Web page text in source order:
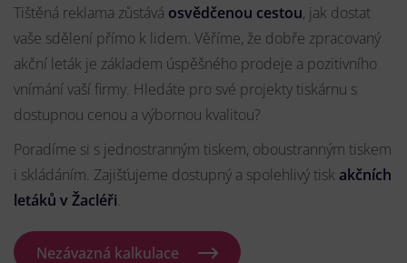
Tištěná reklama zůstává osvědčenou cestou, jak dostat
vaše sdělení přímo k lidem. Věříme, že dobře zpracovaný
akční leták je základem úspěšného prodeje a pozitivního
vnímání vaší firmy. Hledáte pro své projekty tiskárnu s
dostupnou cenou a výbornou kvalitou?
Poradíme si s jednostranným tiskem, oboustranným tiskem
i skládáním. Zajišťujeme dostupný a spolehlivý tisk akčních
letáků v Žacléři.
Nezávazná kalkulace